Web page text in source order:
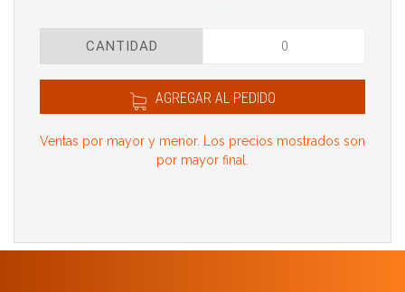
CANTIDAD
AGREGAR AL PEDIDO
Ventas por mayor y menor. Los precios mostrados son
por mayor final.